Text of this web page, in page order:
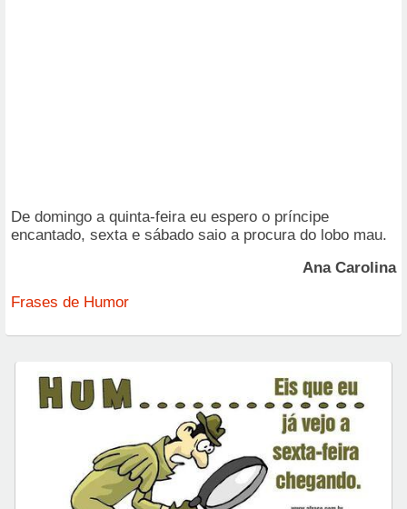
De domingo a quinta-feira eu espero o príncipe
encantado, sexta e sábado saio a procura do lobo mau.
Ana Carolina
Frases de Humor